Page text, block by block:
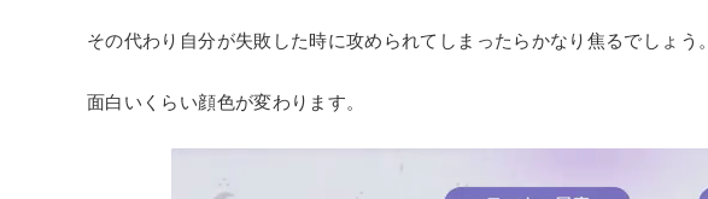
その代わり自分が失敗した時に攻められてしまったらかなり焦るでしょう。
面白いくらい顔色が変わります。